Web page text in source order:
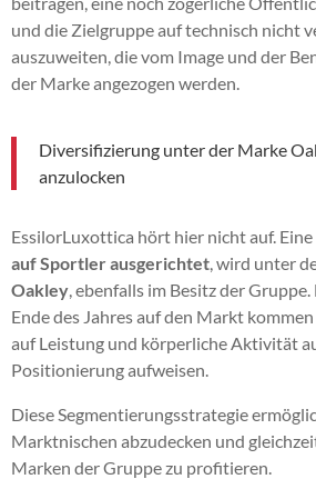
und die Zielgruppe auf technisch nicht
auszuweiten, die vom Image und der
der Marke angezogen werden.
Diversifizierung unter der Marke
anzulocken
EssilorLuxottica hört hier nicht auf.
auf Sportler ausgerichtet , wird unter
Oakley , ebenfalls im Besitz der
Ende des Jahres auf den Markt
auf Leistung und körperliche Aktivität
Positionierung aufweisen.
Diese Segmentierungsstrategie
Marktnischen abzudecken und
Marken der Gruppe zu profitieren.